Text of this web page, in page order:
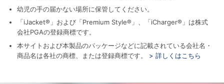
幼児の手の届かない場所に保管してください。
「iJacket®」および「Premium Style®」、「iCharger®」は株式
会社PGAの登録商標です。
本サイトおよび本製品のパッケージなどに記載されている会社名・
商品名は各社の商標、または登録商標です。
> 詳しくはこちら